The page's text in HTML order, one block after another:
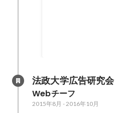
法政大学広告研究会
Webチーフ
2015年8月 -2016年10月